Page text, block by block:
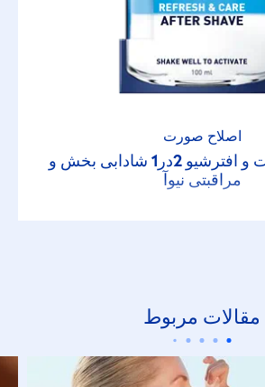
اصلاح صورت
نیوآ من پروتکت و افترشیو 2در1 شادابی بخش و
مراقبتی نیوآ
مقالات مربوط